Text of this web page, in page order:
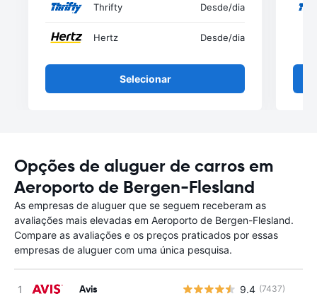
Thrifty Desde/dia
Hertz Desde/dia
Selecionar
Opções de aluguer de carros em
Aeroporto de Bergen-Flesland
As empresas de aluguer que se seguem receberam as
avaliações mais elevadas em Aeroporto de Bergen-Flesland.
Compare as avaliações e os preços praticados por essas
empresas de aluguer com uma única pesquisa.
Avis 9.4 (7437)